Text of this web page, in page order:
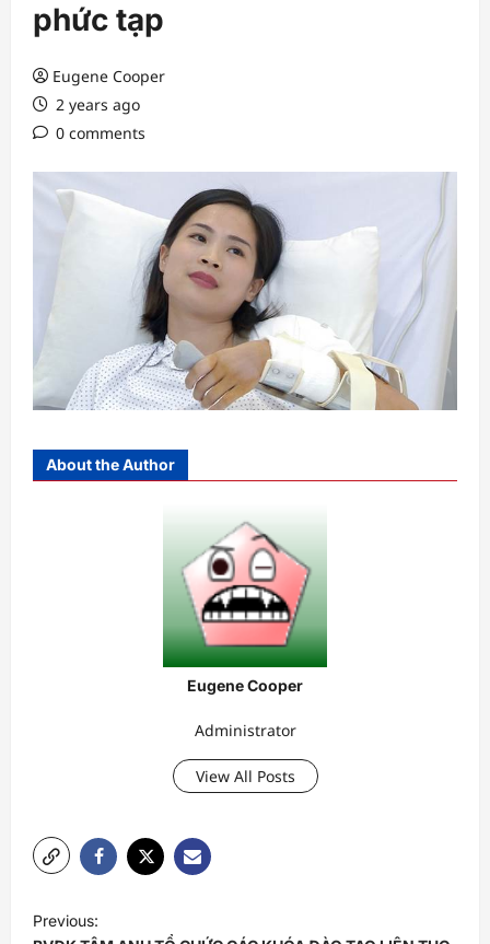
phức tạp
Eugene Cooper
2 years ago
0 comments
About the Author
Eugene Cooper
Administrator
View All Posts
Previous: